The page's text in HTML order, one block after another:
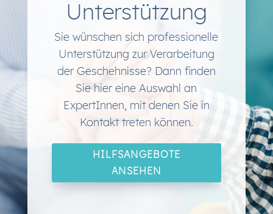
Unterstützung
Sie wünschen sich professionelle
Unterstützung zur Verarbeitung
der Geschehnisse? Dann finden
Sie hier eine Auswahl an
ExpertInnen, mit denen Sie in
Kontakt treten können.
HILFSANGEBOTE
ANSEHEN